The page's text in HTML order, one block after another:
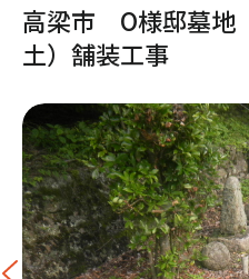
高梁市 O様邸墓地
土）舗装工事